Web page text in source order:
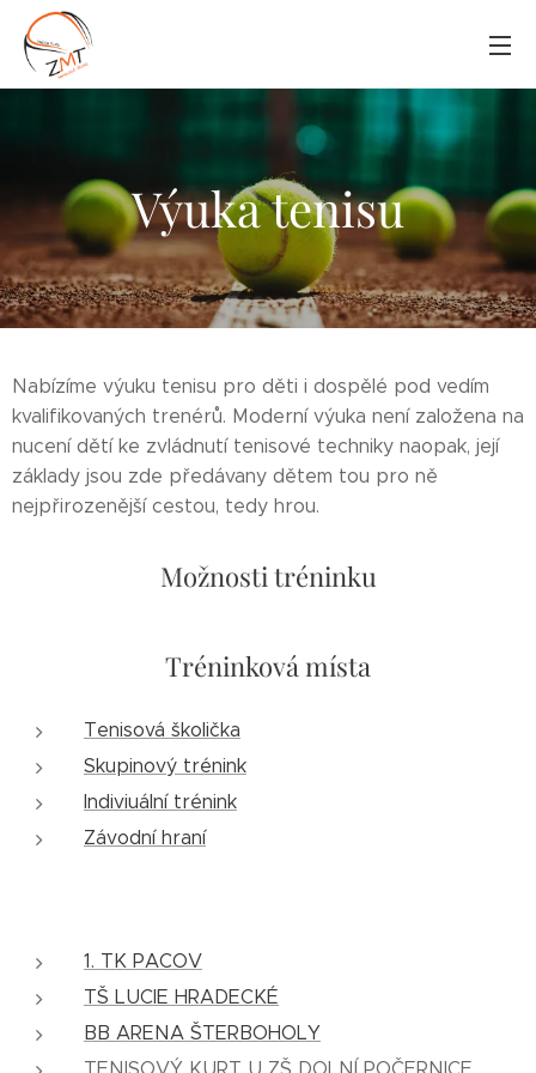
Výuka tenisu
Nabízíme výuku tenisu pro děti i dospělé pod vedím
kvalifikovaných trenérů. Moderní výuka není založena na
nucení dětí ke zvládnutí tenisové techniky naopak, její
základy jsou zde předávany dětem tou pro ně
nejpřirozenější cestou, tedy hrou.
Možnosti tréninku
Tréninková místa
Tenisová školička
Skupinový trénink
Indiviuální trénink
Závodní hraní
1. TK PACOV
TŠ LUCIE HRADECKÉ
BB ARENA ŠTERBOHOLY